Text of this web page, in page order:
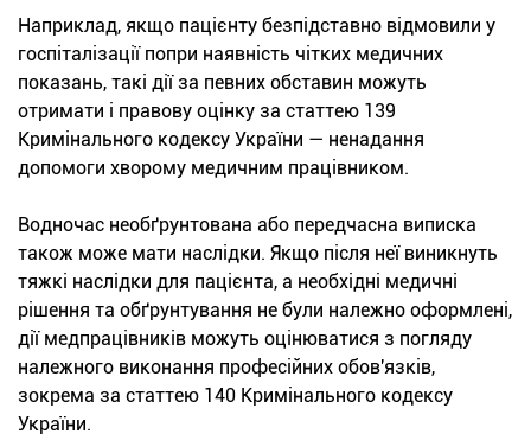
Наприклад, якщо пацієнту безпідставно відмовили у
госпіталізації попри наявність чітких медичних
показань, такі дії за певних обставин можуть
отримати і правову оцінку за статтею 139
Кримінального кодексу України — ненадання
допомоги хворому медичним працівником.
Водночас необґрунтована або передчасна виписка
також може мати наслідки. Якщо після неї виникнуть
тяжкі наслідки для пацієнта, а необхідні медичні
рішення та обґрунтування не були належно оформлені,
дії медпрацівників можуть оцінюватися з погляду
належного виконання професійних обов'язків,
зокрема за статтею 140 Кримінального кодексу
України.